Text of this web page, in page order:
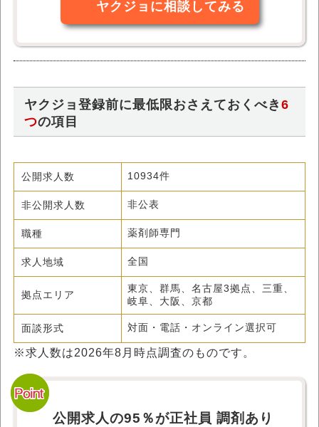
ヤクジョに相談してみる
ヤクジョ登録前に最低限おさえておくべき 6
つの項目
公開求人数 10934件
非公開求人数 非公表
職種 薬剤師専門
求人地域 全国
拠点エリア
東京、群馬、名古屋3拠点、三重、
岐阜、大阪、京都
面談形式 対面・電話・オンライン選択可
※求人数は2026年8月 時点調査のものです。
公開求人の95％が正社員 調剤あり